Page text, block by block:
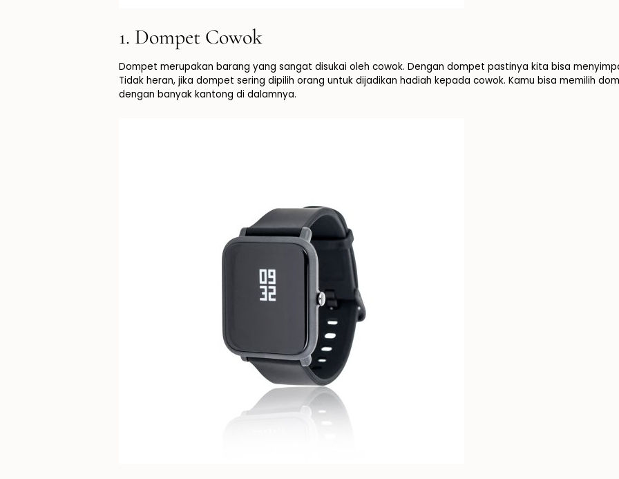
1. Dompet Cowok
Dompet merupakan barang yang sangat disukai oleh cowok. Dengan dompet pastinya kita bisa
Tidak heran, jika dompet sering dipilih orang untuk dijadikan hadiah kepada cowok. Kamu bisa memilih
dengan banyak kantong di dalamnya.